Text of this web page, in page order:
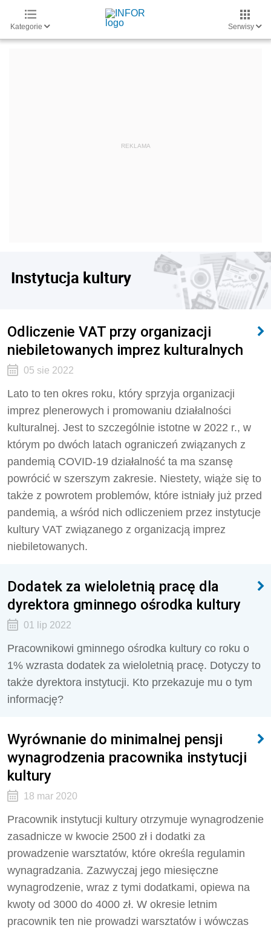
Kategorie Serwisy
Instytucja kultury
Odliczenie VAT przy organizacji
niebiletowanych imprez kulturalnych
05 sie 2022
Lato to ten okres roku, który sprzyja organizacji
imprez plenerowych i promowaniu działalności
kulturalnej. Jest to szczególnie istotne w 2022 r., w
którym po dwóch latach ograniczeń związanych z
pandemią COVID-19 działalność ta ma szansę
powrócić w szerszym zakresie. Niestety, wiąże się to
także z powrotem problemów, które istniały już przed
pandemią, a wśród nich odliczeniem przez instytucje
kultury VAT związanego z organizacją imprez
niebiletowanych.
Dodatek za wieloletnią pracę dla
dyrektora gminnego ośrodka kultury
01 lip 2022
Pracownikowi gminnego ośrodka kultury co roku o
1% wzrasta dodatek za wieloletnią pracę. Dotyczy to
także dyrektora instytucji. Kto przekazuje mu o tym
informację?
Wyrównanie do minimalnej pensji
wynagrodzenia pracownika instytucji
kultury
18 mar 2020
Pracownik instytucji kultury otrzymuje wynagrodzenie
zasadnicze w kwocie 2500 zł i dodatki za
prowadzenie warsztatów, które określa regulamin
wynagradzania. Zazwyczaj jego miesięczne
wynagrodzenie, wraz z tymi dodatkami, opiewa na
kwoty od 3000 do 4000 zł. W okresie letnim
pracownik ten nie prowadzi warsztatów i wówczas